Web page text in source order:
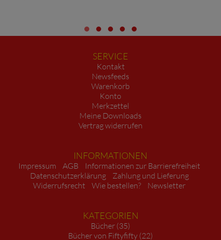
SERVICE
Kontakt
Newsfeeds
Warenkorb
Konto
Merkzettel
Meine Downloads
Vertrag widerrufen
INFORMATIONEN
Impressum AGB
Informationen zur Barrierefreiheit
Datenschutzerklärung
Zahlung und Lieferung
Widerrufsrecht
Wie bestellen? Newsletter
KATEGORIEN
Bücher (35)
Bücher von Fiftyfifty (22)